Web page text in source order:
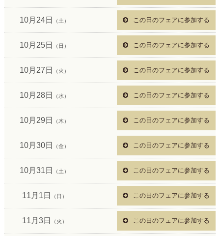
10月24日 （土） この日のフェアに参加する
10月25日 （日） この日のフェアに参加する
10月27日 （火） この日のフェアに参加する
10月28日 （水） この日のフェアに参加する
10月29日 （木） この日のフェアに参加する
10月30日 （金） この日のフェアに参加する
10月31日 （土） この日のフェアに参加する
11月1日 （日） この日のフェアに参加する
11月3日 （火） この日のフェアに参加する